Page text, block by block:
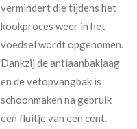
vermindert die tijdens het
kookproces weer in het
voedsel wordt opgenomen.
Dankzij de antiaanbaklaag
en de vetopvangbak is
schoonmaken na gebruik
een fluitje van een cent.